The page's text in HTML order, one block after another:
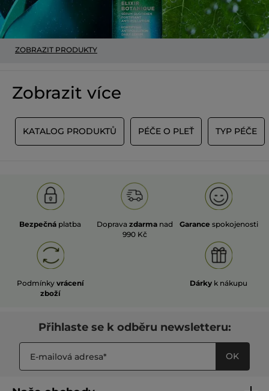
ZOBRAZIT PRODUKTY
Zobrazit více
KATALOG PRODUKTŮ PÉČE O PLEŤ TYP PÉČE
Bezpečná platba Doprava zdarma nad
990 Kč
Garance spokojenosti
Podmínky vrácení
zboží
Dárky k nákupu
Přihlaste se k odběru newsletteru:
OK